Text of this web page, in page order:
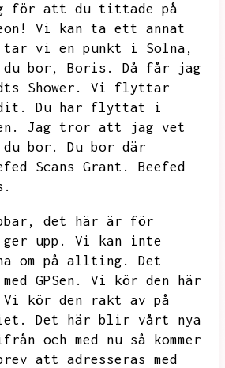
för att du tittade på
Vi kan ta ett annat
tar vi en punkt i Solna,
bor,
Boris.
Då får jag
Shower.
Vi flyttar
Du har flyttat i
Jag tror att jag vet
bor.
Du bor där
Scans Grant.
Beefed
det här är för
upp.
Vi kan inte
om på allting.
Det
GPSen.
Vi kör den här
Vi kör den rakt av på
Det här blir vårt nya
och med nu så kommer
att adresseras med